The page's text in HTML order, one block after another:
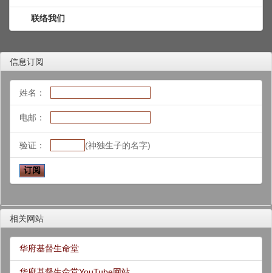
联络我们
信息订阅
姓名：
电邮：
验证： (神独生子的名字)
相关网站
华府基督生命堂